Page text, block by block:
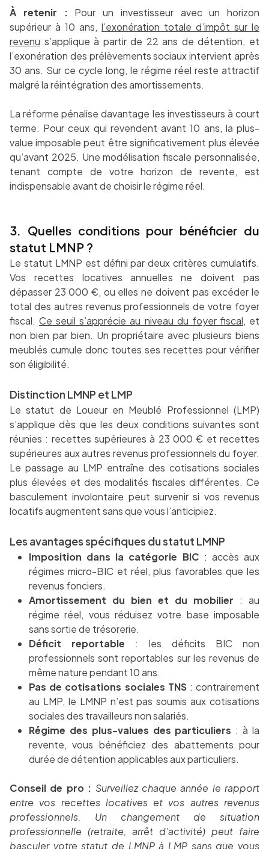
À retenir : Pour un investisseur avec un horizon
supérieur à 10 ans, l’exonération totale d’impôt sur le
revenu s’applique à partir de 22 ans de détention, et
l’exonération des prélèvements sociaux intervient après
30 ans. Sur ce cycle long, le régime réel reste attractif
malgré la réintégration des amortissements.
La réforme pénalise davantage les investisseurs à court
terme. Pour ceux qui revendent avant 10 ans, la plus-
value imposable peut être significativement plus élevée
qu’avant 2025. Une modélisation fiscale personnalisée,
tenant compte de votre horizon de revente, est
indispensable avant de choisir le régime réel.
3. Quelles conditions pour bénéficier du
statut LMNP ?
Le statut LMNP est défini par deux critères cumulatifs.
Vos recettes locatives annuelles ne doivent pas
dépasser 23 000 €, ou elles ne doivent pas excéder le
total des autres revenus professionnels de votre foyer
fiscal.Ce seuil s’apprécie au niveau du foyer fiscal, et
non bien par bien. Un propriétaire avec plusieurs biens
meublés cumule donc toutes ses recettes pour vérifier
son éligibilité.
Distinction LMNP et LMP
Le statut de Loueur en Meublé Professionnel (LMP)
s’applique dès que les deux conditions suivantes sont
réunies : recettes supérieures à 23 000 € et recettes
supérieures aux autres revenus professionnels du foyer.
Le passage au LMP entraîne des cotisations sociales
plus élevées et des modalités fiscales différentes. Ce
basculement involontaire peut survenir si vos revenus
locatifs augmentent sans que vous l’anticipiez.
Les avantages spécifiques du statut LMNP
Imposition dans la catégorie BIC : accès aux
régimes micro-BIC et réel, plus favorables que les
revenus fonciers.
Amortissement du bien et du mobilier : au
régime réel, vous réduisez votre base imposable
sans sortie de trésorerie.
Déficit reportable : les déficits BIC non
professionnels sont reportables sur les revenus de
même nature pendant 10 ans.
Pas de cotisations sociales TNS: contrairement
au LMP, le LMNP n’est pas soumis aux cotisations
sociales des travailleurs non salariés.
Régime des plus-values des particuliers : à la
revente, vous bénéficiez des abattements pour
durée de détention applicables aux particuliers.
Conseil de pro : Surveillez chaque année le rapport
entre vos recettes locatives et vos autres revenus
professionnels. Un changement de situation
professionnelle (retraite, arrêt d’activité) peut faire
basculer votre statut de LMNP à LMP sans que vous